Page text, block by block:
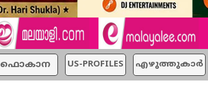
ഫൊകാന US-PROFILES എഴുത്തുകാര്‍